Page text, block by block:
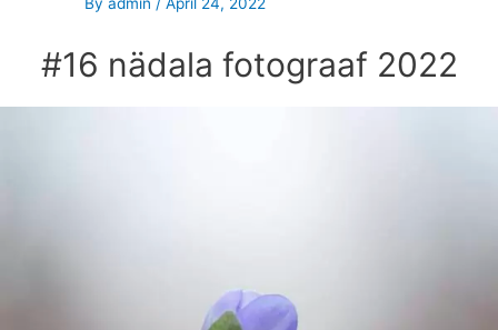
#16 nädala fotograaf 2022